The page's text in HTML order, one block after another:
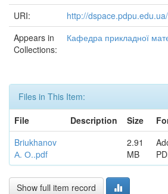
URI:
http://
Appears in
Collections:
Кафедра прикладної
Files in This Item:
File
Description Size
Briukhanov
А. О..pdf
2.91
MB
Show full item record